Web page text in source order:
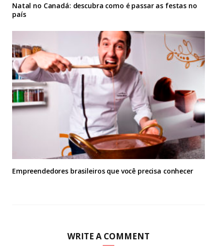
Natal no Canadá: descubra como é passar as festas no
país
Empreendedores brasileiros que você precisa conhecer
WRITE A COMMENT